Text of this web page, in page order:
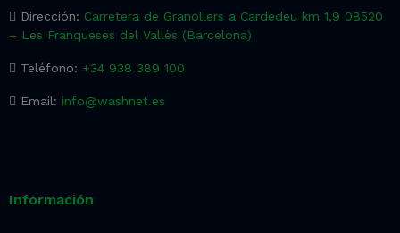
Dirección: Carretera de Granollers a Cardedeu km 1,9 08520
– Les Franqueses del Vallès (Barcelona)
Teléfono: +34 938 389 100
Email: info@washnet.es
Información